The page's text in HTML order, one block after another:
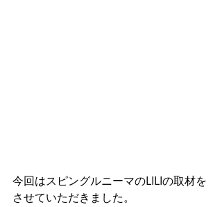
今回はスピングルニーマのLILIの取材を
させていただきました。